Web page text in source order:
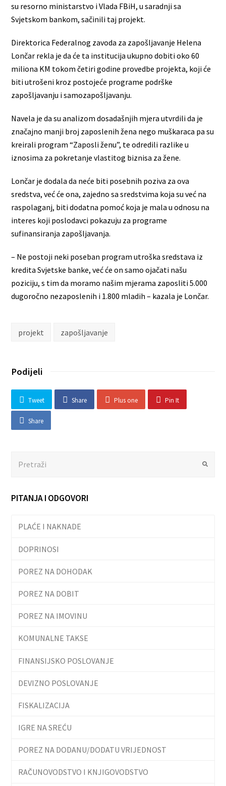
su resorno ministarstvo i Vlada FBiH, u saradnji sa
Svjetskom bankom, sačinili taj projekt.
Direktorica Federalnog zavoda za zapošljavanje Helena
Lončar rekla je da će ta institucija ukupno dobiti oko 60
miliona KM tokom četiri godine provedbe projekta, koji će
biti utrošeni kroz postojeće programe podrške
zapošljavanju i samozapošljavanju.
Navela je da su analizom dosadašnjih mjera utvrdili da je
značajno manji broj zaposlenih žena nego muškaraca pa su
kreirali program “Zaposli ženu”, te odredili razlike u
iznosima za pokretanje vlastitog biznisa za žene.
Lončar je dodala da neće biti posebnih poziva za ova
sredstva, već će ona, zajedno sa sredstvima koja su već na
raspolaganj, biti dodatna pomoć koja je mala u odnosu na
interes koji poslodavci pokazuju za programe
sufinansiranja zapošljavanja.
– Ne postoji neki poseban program utroška sredstava iz
kredita Svjetske banke, već će on samo ojačati našu
poziciju, s tim da moramo našim mjerama zaposliti 5.000
dugoročno nezaposlenih i 1.800 mladih – kazala je Lončar.
projekt zapošljavanje
Podijeli
Tweet Share Plus one Pin It
Share
Submit
PITANJA I ODGOVORI
PLAĆE I NAKNADE
DOPRINOSI
POREZ NA DOHODAK
POREZ NA DOBIT
POREZ NA IMOVINU
KOMUNALNE TAKSE
FINANSIJSKO POSLOVANJE
DEVIZNO POSLOVANJE
FISKALIZACIJA
IGRE NA SREĆU
POREZ NA DODANU/DODATU VRIJEDNOST
RAČUNOVODSTVO I KNJIGOVODSTVO